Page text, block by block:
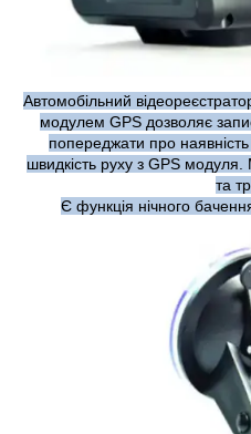
Автомобільний
модулем GPS дозволяє
попереджати про
швидкість руху з GPS
та
Є функція нічного